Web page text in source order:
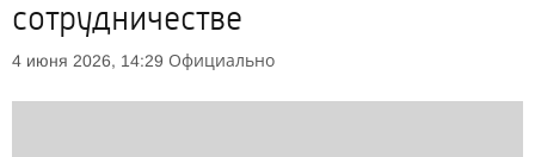
сотрудничестве
4 июня 2026, 14:29 Официально